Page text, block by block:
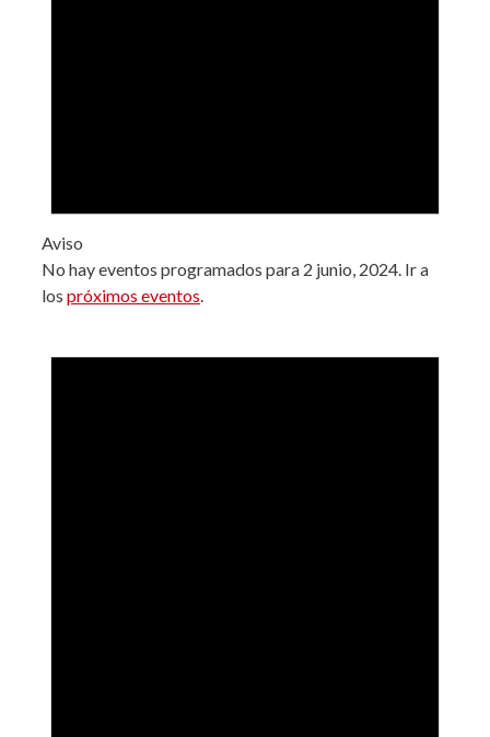
Aviso
No hay eventos programados para 2 junio, 2024. Ir a
los próximos eventos